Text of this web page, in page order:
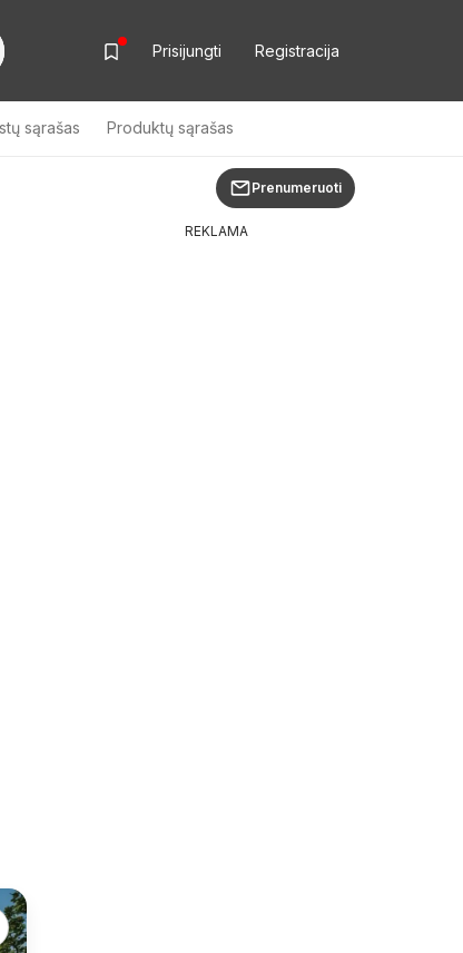
Prisijungti Registracija
sąrašas Produktų sąrašas
Prenumeruoti
REKLAMA